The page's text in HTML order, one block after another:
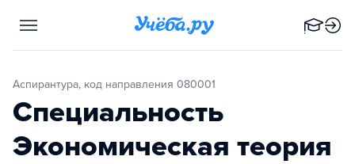
Аспирантура, код направления 080001
Специальность
Экономическая теория